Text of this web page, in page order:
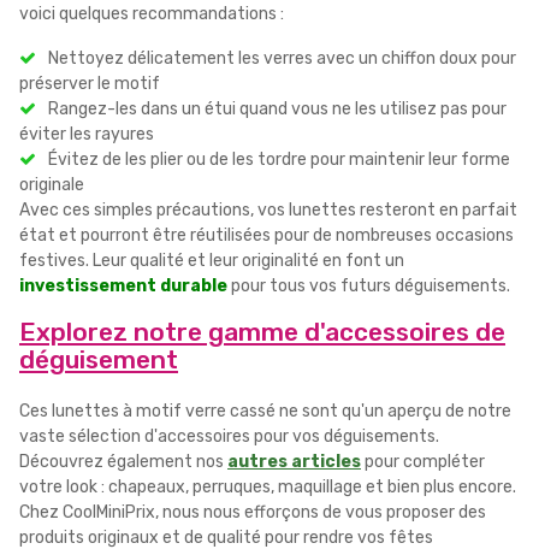
voici quelques recommandations :
Nettoyez délicatement les verres avec un chiffon doux pour
préserver le motif
Rangez-les dans un étui quand vous ne les utilisez pas pour
éviter les rayures
Évitez de les plier ou de les tordre pour maintenir leur forme
originale
Avec ces simples précautions, vos lunettes resteront en parfait
état et pourront être réutilisées pour de nombreuses occasions
festives. Leur qualité et leur originalité en font un
investissement durablepour tous vos futurs déguisements.
Explorez notre gamme d'accessoires de
déguisement
Ces lunettes à motif verre cassé ne sont qu'un aperçu de notre
vaste sélection d'accessoires pour vos déguisements.
Découvrez également nos autres articlespour compléter
votre look : chapeaux, perruques, maquillage et bien plus encore.
Chez CoolMiniPrix, nous nous efforçons de vous proposer des
produits originaux et de qualité pour rendre vos fêtes